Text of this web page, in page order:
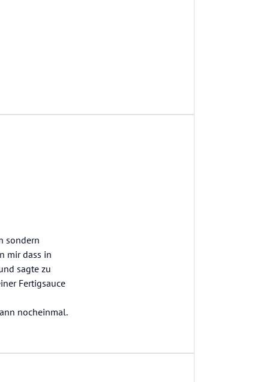
sondern
mir dass in
sagte zu
Fertigsauce
nocheinmal.